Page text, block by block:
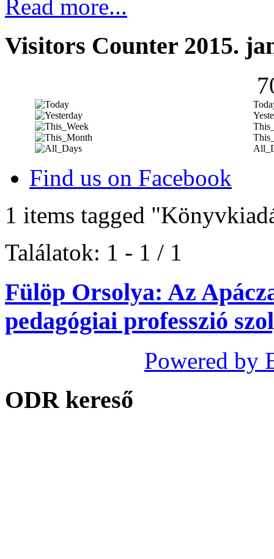
Read more...
Visitors Counter 2015.
Find us on Facebook
1 items tagged
Találatok: 1 - 1 / 1
Fülöp Orsolya: Az
pedagógiai professzió
Powered by
ODR kereső